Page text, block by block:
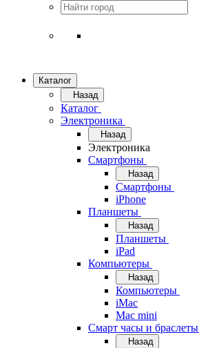
Каталог
Назад
Каталог
Электроника
Назад
Электроника
Смартфоны
Назад
Смартфоны
iPhone
Планшеты
Назад
Планшеты
iPad
Компьютеры
Назад
Компьютеры
iMac
Mac mini
Смарт часы и браслеты
Назад